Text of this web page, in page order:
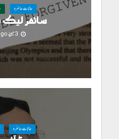
حالاتِ حاضرہ
سائفر لیک
3 مہینے ago
حالاتِ حاضرہ